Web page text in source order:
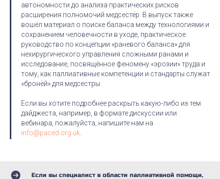
автономности до анализа практических рисков
расширения полномочий медсестёр. В выпуск также
вошёл материал о поиске баланса между технологиями и
сохранением человечности в уходе, практическое
руководство по концепции «раневого баланса» для
нехирургического управления сложными ранами и
исследование, посвящённое феномену «эрозии» труда и
тому, как паллиативные компетенции и стандарты служат
«бронёй» для медсестры.
Если вы хотите подробнее раскрыть какую-либо из тем
дайджеста, например, в формате дискуссии или
вебинара, пожалуйста, напишите нам на
info@paced.org.uk
Если вы специалист в области паллиативной помощи,